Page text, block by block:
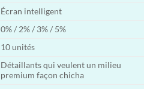
Écran intelligent
0% / 2% / 3% / 5%
10 unités
Détaillants qui veulent un milieu
premium façon chicha